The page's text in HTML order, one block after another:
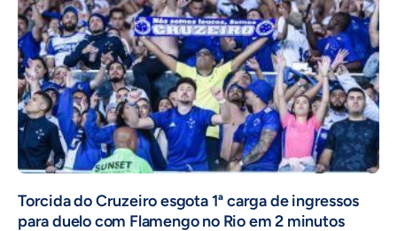
Torcida do Cruzeiro esgota 1ª carga de ingressos
para duelo com Flamengo no Rio em 2 minutos